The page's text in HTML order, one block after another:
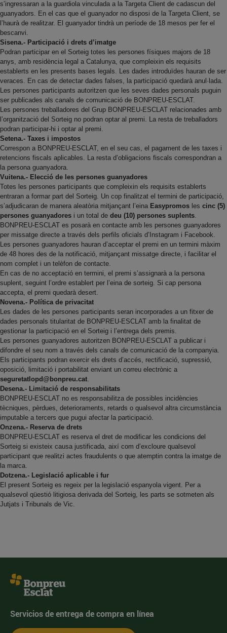
s’ingressaran a la guardiola vinculada a la Targeta Client de cadascun del
guanyadors. En el cas que el guanyador no disposi de la Targeta Client, se
l’haurà de realitzar. El guanyador tindrà un període de 18 mesos per fer el
bescanvi.
Sisena.- Participació i drets d’imatge
Podran participar en el Sorteig totes les persones físiques majors de 18
anys, amb residència legal a Catalunya, que compleixin els requisits
establerts en les presents bases legals. Les dades introduïdes hauran de ser
veraces. En cas de detectar dades falses, la participació quedarà anul·lada.
Les persones participants autoritzen que les seves dades personals puguin
ser publicades als canals de comunicació de BONPREU-ESCLAT.
Les persones treballadores del Grup BONPREU-ESCLAT relacionades amb
l’organització del Sorteig no podran optar al premi. La resta de treballadors
podran participar-hi i optar al premi.
Setena.- Taxes i impostos
Correspon a BONPREU-ESCLAT, en el seu cas, el pagament de les taxes i
retencions fiscals aplicables. La resta d’obligacions fiscals correspondran a
la persona guanyadora.
Vuitena.- Elecció de les persones guanyadores
Totes les persones participants que compleixin els requisits establerts
entraran a formar part del Sorteig. Un cop finalitzat el termini de participació,
s’adjudicaran de manera aleatòria mitjançant l’eina Easypromos les cinc (5)
persones guanyadores i un total de deu (10) persones suplents.
BONPREU-ESCLAT es posarà en contacte amb les persones guanyadores
per missatge directe a través dels perfils oficials d’Instagram i Facebook.
Les persones guanyadores hauran d’acceptar el premi en un termini màxim
de 48 hores des de la notificació, mitjançant missatge directe, i facilitar el
nom complet i un telèfon de contacte.
En cas de no acceptació en termini, el premi s’assignarà a la persona
suplent, seguint l’ordre establert per l’eina de sorteig. Si cap persona
accepta, el premi quedarà desert.
Novena.- Política de privacitat
Les dades de les persones participants seran incorporades a un fitxer de
dades personals titularitat de BONPREU-ESCLAT amb la finalitat de
gestionar la participació en el Sorteig i l’entrega dels premis.
Les persones guanyadores autoritzen BONPREU-ESCLAT a publicar i
difondre el seu nom a través dels canals de comunicació de la companyia.
Els participants podran exercir els drets d’accés, rectificació, supressió,
oposició, limitació i portabilitat enviant un correu electrònic a
seguretatlopd@bonpreu.cat.
Desena.- Limitació de responsabilitats
BONPREU-ESCLAT no es responsabilitza de possibles incidències
tècniques, pèrdues, deterioraments, retards o qualsevol altra circumstància
imputable a tercers que pugui afectar la participació.
Onzena.- Reserva de drets
BONPREU-ESCLAT es reserva el dret de modificar les condicions del
Sorteig si existeix causa justificada, així com d’excloure qualsevol
participant que realitzi actes fraudulents o que atemptin contra la imatge de
la marca.
Dotzena.- Legislació aplicable i fur
El present Sorteig es regeix per la legislació espanyola vigent. Per a
qualsevol qüestió litigiosa derivada del Sorteig, les parts se sotmeten als
Jutjats i Tribunals de Vic.
Servicios de entrega de compra en línea